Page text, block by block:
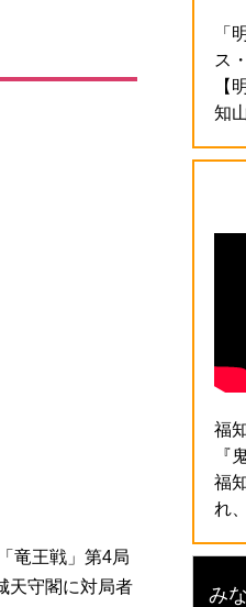
竜王戦」第4局
天守閣に対局者
「
ス
【
知
福
『
福
れ
み